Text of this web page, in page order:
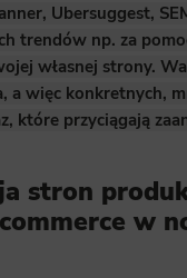
Ubersuggest,
trendów np. za
własnej strony.
a więc konkretnych,
które przyciągają
stron
w